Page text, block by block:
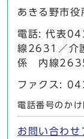
あきる野市役
電話: 代表
線2631／介
係 内線
ファクス:
電話番号のか
お問い合わせ